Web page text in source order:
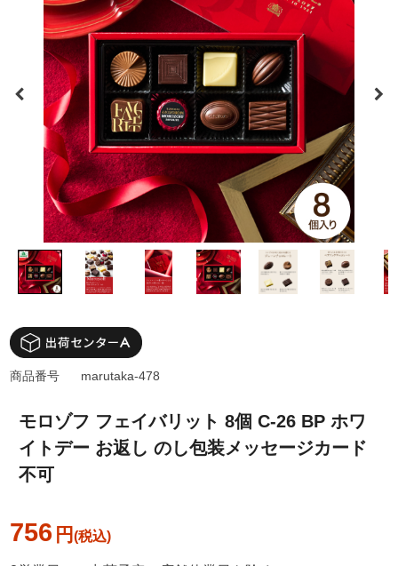
モロゾフ フェイバリット 8個 C-26 BP ホワ
イトデー お返し のし包装メッセージカード
不可
756 円
商品番号 marutaka-478